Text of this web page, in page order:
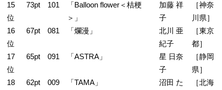
15
位
73pt 101
「Balloon flower＜桔梗
＞」
加藤 祥
子
［神奈
川県］
16
位
67pt 081 「爛漫」
北川 亜
紀子
［東京
都］
17
位
65pt 091 「ASTRA」
星 日奈
子
［静岡
県］
18
62pt 009 「TAMA」
沼田 た
［北海